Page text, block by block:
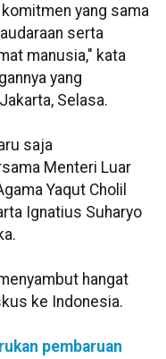
yang sama
serta
manusia," kata
yang
Selasa.
saja
Menteri Luar
Yaqut Cholil
Ignatius Suharyo
hangat
ke Indonesia.
pembaruan